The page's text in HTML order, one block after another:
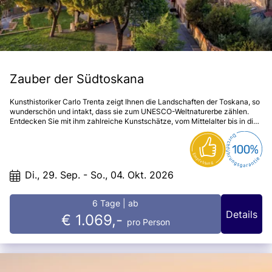
Zauber der Südtoskana
Kunsthistoriker Carlo Trenta zeigt Ihnen die Landschaften der Toskana, so
wunderschön und intakt, dass sie zum UNESCO-Weltnaturerbe zählen.
Entdecken Sie mit ihm zahlreiche Kunstschätze, vom Mittelalter bis in die
Di., 29. Sep. - So., 04. Okt. 2026
6 Tage | ab
€ 1.069,- pro Person
Details